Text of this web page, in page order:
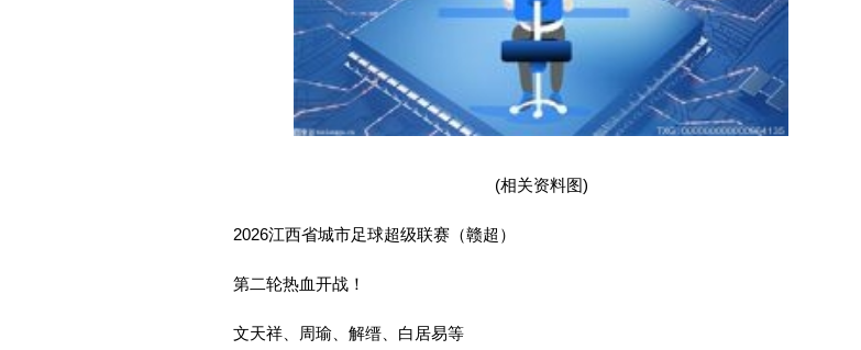
(相关资料图)
2026江西省城市足球超级联赛（赣超）
第二轮热血开战！
文天祥、周瑜、解缙、白居易等